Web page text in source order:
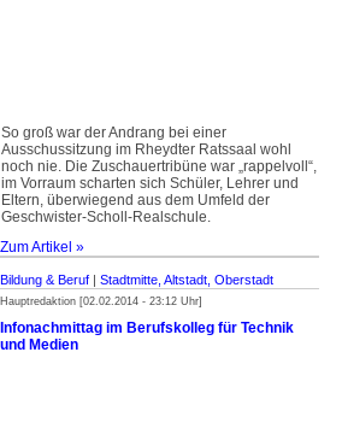
So groß war der Andrang bei einer
Ausschussitzung im Rheydter Ratssaal wohl
noch nie. Die Zuschauertribüne war „rappelvoll“,
im Vorraum scharten sich Schüler, Lehrer und
Eltern, überwiegend aus dem Umfeld der
Geschwister-Scholl-Realschule.
Zum Artikel »
Bildung & Beruf | Stadtmitte, Altstadt, Oberstadt
Hauptredaktion [02.02.2014 - 23:12 Uhr]
Infonachmittag im Berufskolleg für Technik
und Medien